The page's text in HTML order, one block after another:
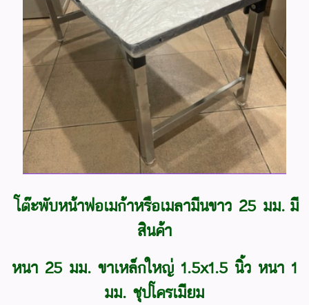
โต๊ะพับหน้าฟอเมก้าหรือเมลามีนขาว 25 มม. มี
สินค้า
หนา 25 มม. ขาเหล็กใหญ่ 1.5x1.5 นิ้ว หนา 1
มม. ชุปโครเมียม